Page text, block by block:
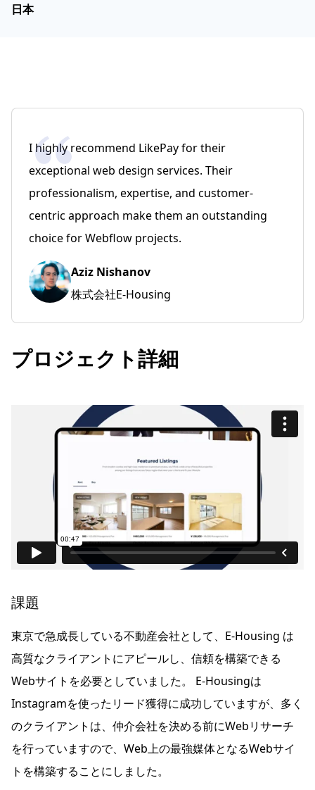
日本
I highly recommend LikePay for their
exceptional web design services. Their
professionalism, expertise, and customer-
centric approach make them an outstanding
choice for Webflow projects.
Aziz Nishanov
株式会社E-Housing
プロジェクト詳細
課題
東京で急成長している不動産会社として、E-Housing は
高質なクライアントにアピールし、信頼を構築できる
Webサイトを必要としていました。 E-Housingは
Instagramを使ったリード獲得に成功していますが、多く
のクライアントは、仲介会社を決める前にWebリサーチ
を行っていますので、Web上の最強媒体となるWebサイ
トを構築することにしました。